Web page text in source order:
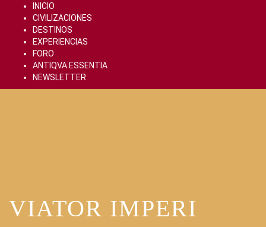
content
INICIO
CIVILIZACIONES
DESTINOS
EXPERIENCIAS
FORO
ANTIQVA ESSENTIA
NEWSLETTER
VIATOR IMPERI